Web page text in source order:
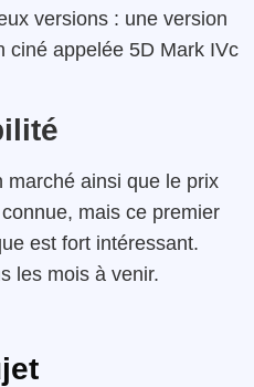
versions : une version
ciné appelée 5D Mark IVc
marché ainsi que le prix
mais ce premier
est fort intéressant.
les mois à venir.